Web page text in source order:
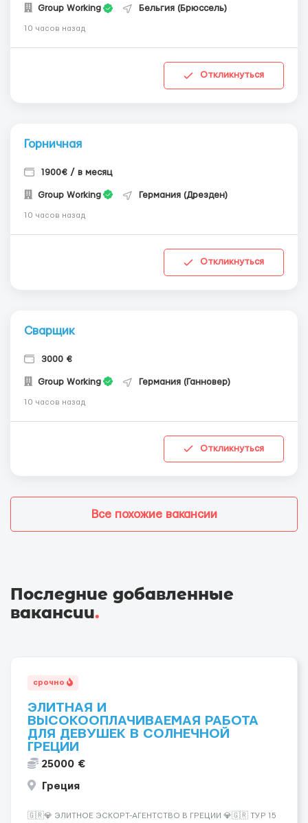
Group Working Бельгия (Брюссель)
10 часов назад
Откликнуться
Горничная
1900€ / в месяц
Group Working Германия (Дрезден)
10 часов назад
Откликнуться
Сварщик
3000 €
Group Working Германия (Ганновер)
10 часов назад
Откликнуться
Все похожие вакансии
Последние добавленные
вакансии.
срочно
ЭЛИТНАЯ И
ВЫСОКООПЛАЧИВАЕМАЯ РАБОТА
ДЛЯ ДЕВУШЕК В СОЛНЕЧНОЙ
ГРЕЦИИ
25000 €
Греция
🇬🇷💎 ЭЛИТНОЕ ЭСКОРТ-АГЕНТСТВО В ГРЕЦИИ 💎🇬🇷 ТУР 15